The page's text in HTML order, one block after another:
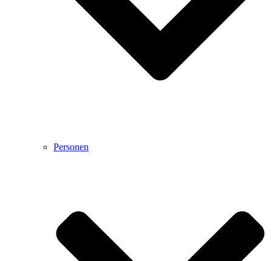
Personen